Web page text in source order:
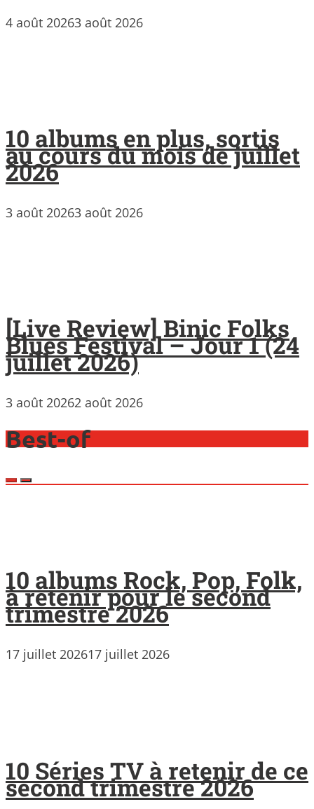
4 août 20263 août 2026
10 albums en plus, sortis
au cours du mois de juillet
2026
3 août 20263 août 2026
[Live Review] Binic Folks
Blues Festival – Jour 1 (24
juillet 2026)
3 août 20262 août 2026
Best-of
10 albums Rock, Pop, Folk,
à retenir pour le second
trimestre 2026
17 juillet 202617 juillet 2026
10 Séries TV à retenir de ce
second trimestre 2026